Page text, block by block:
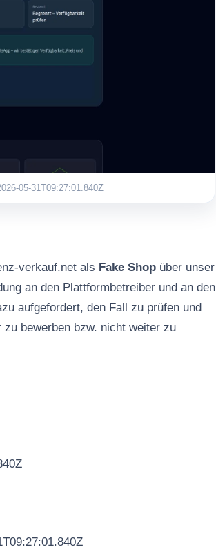
05-31T09:27:01.840Z
verkauf.net als Fake Shop über unser
an den Plattformbetreiber und an den
aufgefordert, den Fall zu prüfen und
zu bewerben bzw. nicht weiter zu